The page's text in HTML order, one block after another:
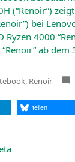
(“Renoir”)
bei
Ryzen 4000
ab dem
Renoir
teilen